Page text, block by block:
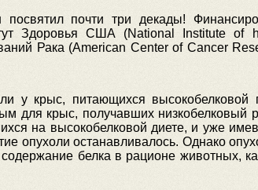
почти три декады!
Здоровья США (National Institute of
Рака (American Center of Cancer
у крыс, питающихся высокобелковой
для крыс, получавших низкобелковый
на высокобелковой диете, и уже
опухоли останавливалось. Однако
белка в рационе животных,